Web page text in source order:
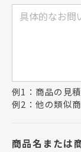
例1：商品の見
例2：他の類似
商品名または